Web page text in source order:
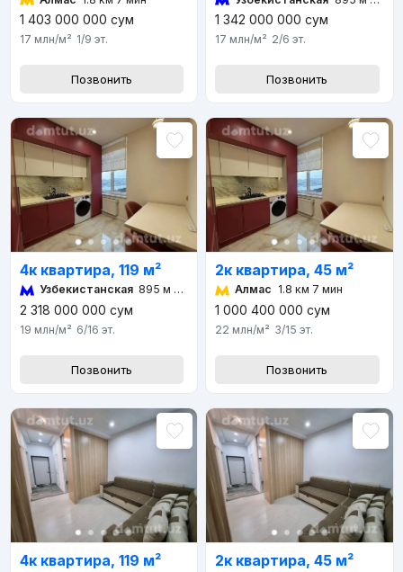
1 403 000 000 сум
17 млн/м² 1/9 эт.
Позвонить
1 342 000 000 сум
17 млн/м² 2/6 эт.
Позвонить
4к квартира, 119 м²
Узбекистанская 895 м 11 мин
2 318 000 000 сум
19 млн/м² 6/16 эт.
Позвонить
2к квартира, 45 м²
Алмас 1.8 км 7 мин
1 000 400 000 сум
22 млн/м² 3/15 эт.
Позвонить
4к квартира, 119 м² 2к квартира, 45 м²